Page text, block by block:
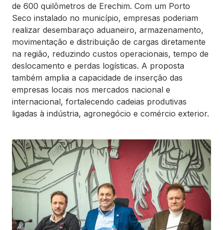
de 600 quilômetros de Erechim. Com um Porto
Seco instalado no município, empresas poderiam
realizar desembaraço aduaneiro, armazenamento,
movimentação e distribuição de cargas diretamente
na região, reduzindo custos operacionais, tempo de
deslocamento e perdas logísticas. A proposta
também amplia a capacidade de inserção das
empresas locais nos mercados nacional e
internacional, fortalecendo cadeias produtivas
ligadas à indústria, agronegócio e comércio exterior.